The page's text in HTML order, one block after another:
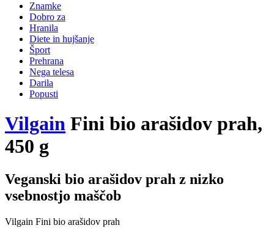
Znamke
Dobro za
Hranila
Diete in hujšanje
Šport
Prehrana
Nega telesa
Darila
Popusti
Vilgain Fini bio arašidov prah,
450 g
Veganski bio arašidov prah z nizko
vsebnostjo maščob
Vilgain Fini bio arašidov prah